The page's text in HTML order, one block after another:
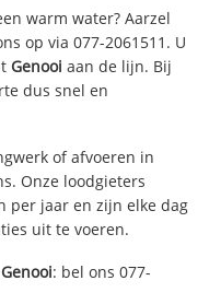
warm water? Aarzel
op via 077-2061511. U
Genooi aan de lijn. Bij
dus snel en
of afvoeren in
Onze loodgieters
per jaar en zijn elke dag
uit te voeren.
Genooi: bel ons 077-